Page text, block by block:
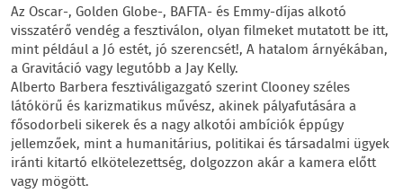
Az Oscar-, Golden Globe-, BAFTA- és Emmy-díjas alkotó
visszatérő vendég a fesztiválon, olyan filmeket mutatott be itt,
mint például a Jó estét, jó szerencsét!, A hatalom árnyékában,
a Gravitáció vagy legutóbb a Jay Kelly.
Alberto Barbera fesztiváligazgató szerint Clooney széles
látókörű és karizmatikus művész, akinek pályafutására a
fősodorbeli sikerek és a nagy alkotói ambíciók éppúgy
jellemzőek, mint a humanitárius, politikai és társadalmi ügyek
iránti kitartó elkötelezettség, dolgozzon akár a kamera előtt
vagy mögött.